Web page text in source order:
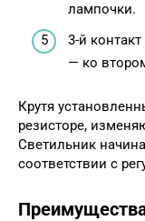
лампочки.
3-й
— ко
Крутя
резисторе,
Светильник
соответствии с